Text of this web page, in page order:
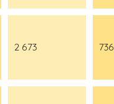
2 673 736